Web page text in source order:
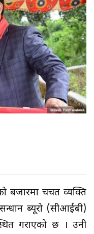
बजारमा चर्चित व्यक्ति
ब्यूरो (सीआईबी)
गराएको छ । उनी